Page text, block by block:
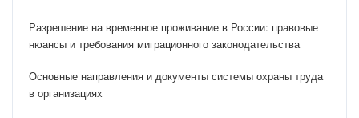
Разрешение на временное проживание в России: правовые
нюансы и требования миграционного законодательства
Основные направления и документы системы охраны труда
в организациях